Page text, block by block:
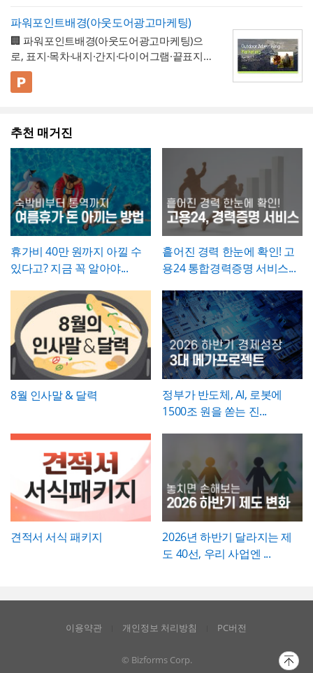
정" 등 적정 수준으로 기재하는 것이 일반적이
며, 필요한 경우에만 구체적인 사유를 명시하
는 것이 좋습니다. 이 확인서를 발급한 이후에
는 반드시 4대보험 관련 신고(납부예외 신청
등)가 함께 이루어졌는지 확인하고, 급여대장
두 명확히 인지하고 있어야 합니다.
고란에 그 사유를 구체적으로 남겨, 나중에 왜
수량 차이가 발생했는지 근거를 확인할 수 있
도록 하는 것이 중요합니다. 특이사항란에는
배선 등)과 그에 대한 처리 결과를 함께 기록
랍니다. 하자여부는 실제 현장 점검 결과에 따
용을 구체적으로 기재해 향후 보수 책임의 근
거로 삼을 수 있도록 하는 것이 좋습니다. 마
지막으로 발주처와 시공사 양측의 서명은 실
제 현장 검수에 참여한 담당자가 직접 하도록
하여, 이 확인서가 형식적 서류가 아니라 실질
적인 검증을 거친 문서로서의 효력을 갖도록
관리하시기 바랍니다.
개선 과제를 하나의 표준 양식으로 통일 관리
가능
- 현황 및 문제점 섹션을 현황과 문제점으로
나누어 구성해, 단순 현상 나열이 아니라
개선이 필요한지 논리적 인과관계를 명확히
제시
- 개선 목표와 기대효과를 구분해, 무엇을 이
룰 것인지(목표)와 그 결과 무엇이 좋아지는지
(효과)를 별도로 서술함으로써 보고받는 결재
권자가
- 단계별 실행 계획표에 담당자와 주차별 일정
(0월0주~0월0주)을 매트릭스 형태로 배치해,
측면에서도 함께 검토
💡 작성 팁
개선 계획서는 현황과 문제점을 최대한 구체
적인 수치로 제시하는 것이 설득력의 핵심
입
니다. "노후화되었다", "느리다"처럼 막연한
표현 대신 실제 사용연수, 장애 발생 빈도, 소
요 시간 등 정량적 근거를 제시하면 개선의 필
요성이 훨씬 명확하게 전달됩니다. 개선 목표
는 문제점에서 언급한 리스크가 해소되는 방
향으로 구체적으로 서술하고, 기대효과는 가
능한 한 수치화(업무시간 단축 몇 시간, 만족
도 개선 등)해 목표와의 인과관계가 드러나도
록 작성하는 것이 좋습니다.
파워포인트배경(아웃도어광고마케팅)
🏢 파워포인트배경(아웃도어광고마케팅)으
로, 표지·목차·내지·간지·다이어그램·끝표지로
구성된 비즈니스 프레젠테이션 템플릿입니
다. 블랙 배경과 강렬한 라임그린 포인트 컬러
보를 전달할 수 있도록 디자인되었습니다. 내
지는 깔끔한 그레이 톤으로 정리되어 있어 복
잡한 내용도 가독성 있게 담을 수 있으며, 아
웃도어 광고 마케팅 제안서부터 미디어 매체
소개서, 광고 캠페인 기획안, 브랜드 마케팅
전략서까지 다양한 문서를 보기 쉽게 제작할
수 있습니다. 광고대행사의 옥외광고 매체 소
개, 브랜드의 캠페인 기획 발표, 마케팅 대행
제안, 미디어 플래닝 보고 자료 등 실무에 필
요한 내용을 효과적으로 정리할 수 있으며, 광
광고 업체 등 다양한 분야에서 활용하기 좋습
니다. 특히 임팩트 있고 트렌디한 톤으로 크리
에이티브한 인상을 남겨야 하는 실무자와 기
획자에게 추천하는 템플릿입니다.
💡 사용 꿀팁
케팅 대행 제안서 등으로 다양하게 활용할 수
있습니다.
▪️ 다이어그램 페이지를 활용하면 캠페인 진행
프로세스, 매체 집행 일정, 성과 지표 등을 한
눈에 보기 쉽게 정리할 수 있습니다.
▪️ 문구와 이미지 교체만으로 옥외광고 매체 제
안서, 브랜드 마케팅 전략서, 광고 실적 보고
자료 등 다양한 주제로 응용 가능합니다.
▪️ 블랙&라임그린의 강렬한 컬러 대비 덕분에
발표 자료를 만들 때 감각적이고 임팩트 있는
인상을 남길 수 있습니다.
* 해당 템플릿에 사용된 폰트는 [ Cafe24 PRO
Slim Max ] 입니다.
폰트가 없을 경우 기본 폰트로 보입니다.
* 폰트는 따로 제공되지 않으므로 다운로드
파워포인트 > 배경템플릿 > 비즈니스/금융
배경템플릿 12P
추천 매거진
휴가비 40만 원까지 아낄 수
있다고? 지금 꼭 알아야...
흩어진 경력 한눈에 확인! 고
용24 통합경력증명 서비스...
8월 인사말 & 달력
정부가 반도체, AI, 로봇에
1500조 원을 쏟는 진...
견적서 서식 패키지
2026년 하반기 달라지는 제
도 40선, 우리 사업엔 ...
이용약관 개인정보 처리방침 PC버전
© Bizforms Corp.